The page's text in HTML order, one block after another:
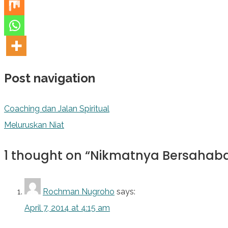
Post navigation
Coaching dan Jalan Spiritual
Meluruskan Niat
1 thought on “Nikmatnya
Rochman Nugroho says:
April 7, 2014 at 4:15 am